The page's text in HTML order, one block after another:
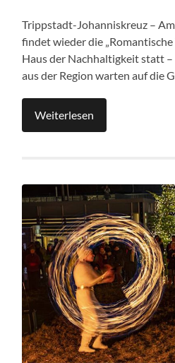
Trippstadt-Johanniskreuz –
findet wieder die
Haus der Nachhaltigkeit statt –
aus der Region warten auf die
Weiterlesen